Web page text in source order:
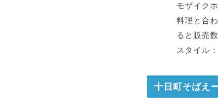
モザイク
料理と合
ると販売
スタイル
十日町そばえ